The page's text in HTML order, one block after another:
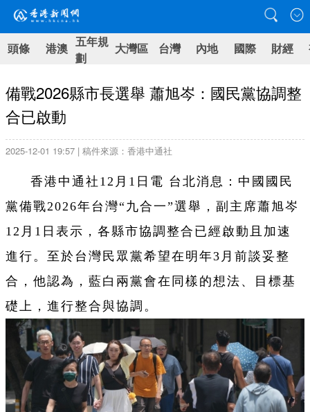
頭條 港澳 五年規
劃
大灣區 台灣 內地 國際 財經
備戰2026縣市長選舉 蕭旭岑：國民黨協調整
合已啟動
2025-12-01 19:57 | 稿件來源：香港中通社
香港中通社12月1日電 台北消息：中國國民
黨備戰2026年台灣“九合一”選舉，副主席蕭旭岑
12月1日表示，各縣市協調整合已經啟動且加速
進行。至於台灣民眾黨希望在明年3月前談妥整
合，他認為，藍白兩黨會在同樣的想法、目標基
礎上，進行整合與協調。